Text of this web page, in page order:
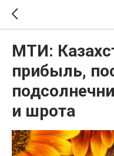
МТИ:
прибыль,
и шрота